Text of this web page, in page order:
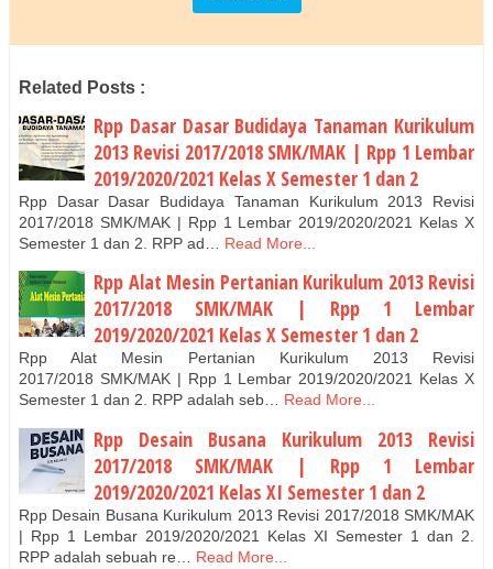
Related Posts :
Rpp Dasar Dasar Budidaya Tanaman Kurikulum
2013 Revisi 2017/2018 SMK/MAK | Rpp 1 Lembar
2019/2020/2021 Kelas X Semester 1 dan 2
Rpp Dasar Dasar Budidaya Tanaman Kurikulum 2013 Revisi
2017/2018 SMK/MAK | Rpp 1 Lembar 2019/2020/2021 Kelas X
Semester 1 dan 2. RPP ad…
Read More...
Rpp Alat Mesin Pertanian Kurikulum 2013 Revisi
2017/2018 SMK/MAK | Rpp 1 Lembar
2019/2020/2021 Kelas X Semester 1 dan 2
Rpp Alat Mesin Pertanian Kurikulum 2013 Revisi
2017/2018 SMK/MAK | Rpp 1 Lembar 2019/2020/2021 Kelas X
Semester 1 dan 2. RPP adalah seb…
Read More...
Rpp Desain Busana Kurikulum 2013 Revisi
2017/2018 SMK/MAK | Rpp 1 Lembar
2019/2020/2021 Kelas XI Semester 1 dan 2
Rpp Desain Busana Kurikulum 2013 Revisi 2017/2018 SMK/MAK
| Rpp 1 Lembar 2019/2020/2021 Kelas XI Semester 1 dan 2.
RPP adalah sebuah re…
Read More...